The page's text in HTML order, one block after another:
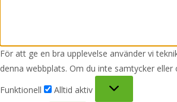
För att ge en bra upplevelse använder vi
denna webbplats. Om du inte samtycker
Funktionell
Alltid aktiv